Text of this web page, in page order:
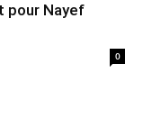
pour Nayef
0